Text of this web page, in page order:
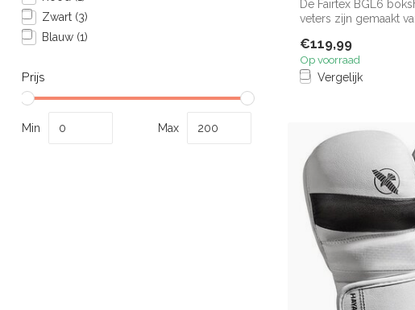
Zwart (3)
Blauw (1)
Prijs
Min Max
De Fairtex BGL6
veters zijn gemaakt
€119,99
Op voorraad
Vergelijk